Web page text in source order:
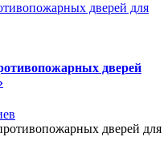
дверей для
дверей